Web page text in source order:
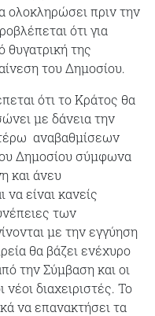
ολοκληρώσει πριν την
ότι για
θυγατρική της
του Δημοσίου.
ότι το Κράτος θα
με δάνεια την
αναβαθμίσεων
Δημοσίου σύμφωνα
και άνευ
είναι κανείς
των
με την εγγύηση
θα βάζει ενέχυρο
την Σύμβαση και οι
διαχειριστές. Το
να επανακτήσει τα